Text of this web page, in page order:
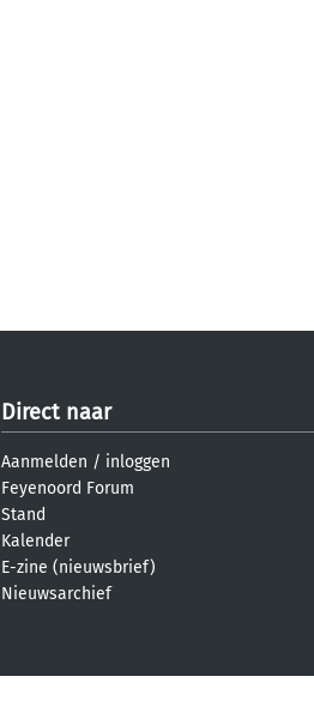
Direct naar
Aanmelden / inloggen
Feyenoord Forum
Stand
Kalender
E-zine (nieuwsbrief)
Nieuwsarchief